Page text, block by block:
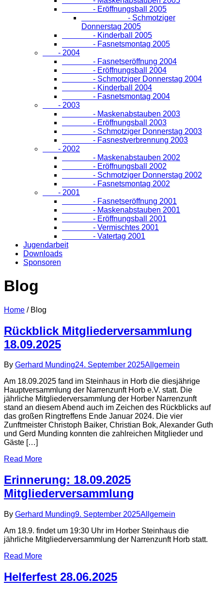
- Eröffnungsball 2005
- Schmotziger
Donnerstag 2005
- Kinderball 2005
- Fasnetsmontag 2005
- 2004
- Fasnetseröffnung 2004
- Eröffnungsball 2004
- Schmotziger Donnerstag 2004
- Kinderball 2004
- Fasnetsmontag 2004
- 2003
- Maskenabstauben 2003
- Eröffnungsball 2003
- Schmotziger Donnerstag 2003
- Fasnestverbrennung 2003
- 2002
- Maskenabstauben 2002
- Eröffnungsball 2002
- Schmotziger Donnerstag 2002
- Fasnetsmontag 2002
- 2001
- Fasnetseröffnung 2001
- Maskenabstauben 2001
- Eröffnungsball 2001
- Vermischtes 2001
- Vatertag 2001
Jugendarbeit
Downloads
Sponsoren
Blog
Home / Blog
Rückblick Mitgliederversammlung
18.09.2025
By Gerhard Munding24. September 2025Allgemein
Am 18.09.2025 fand im Steinhaus in Horb die diesjährige
Hauptversammlung der Narrenzunft Horb e.V. statt. Die
jährliche Mitgliederversammlung der Horber Narrenzunft
stand an diesem Abend auch im Zeichen des Rückblicks auf
das großen Ringtreffens Ende Januar 2024. Die vier
Zunftmeister Christoph Baiker, Christian Bok, Alexander Guth
und Gerd Munding konnten die zahlreichen Mitglieder und
Gäste […]
Read More
Erinnerung: 18.09.2025
Mitgliederversammlung
By Gerhard Munding9. September 2025Allgemein
Am 18.9. findet um 19:30 Uhr im Horber Steinhaus die
jährliche Mitgliederversammlung der Narrenzunft Horb statt.
Read More
Helferfest 28.06.2025